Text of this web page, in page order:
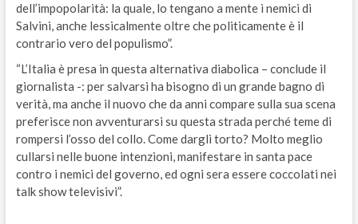
dell’impopolarità: la quale, lo tengano a mente i nemici di
Salvini, anche lessicalmente oltre che politicamente è il
contrario vero del populismo”.
“L’Italia è presa in questa alternativa diabolica – conclude il
giornalista -: per salvarsi ha bisogno di un grande bagno di
verità, ma anche il nuovo che da anni compare sulla sua scena
preferisce non avventurarsi su questa strada perché teme di
rompersi l’osso del collo. Come dargli torto? Molto meglio
cullarsi nelle buone intenzioni, manifestare in santa pace
contro i nemici del governo, ed ogni sera essere coccolati nei
talk show televisivi”.